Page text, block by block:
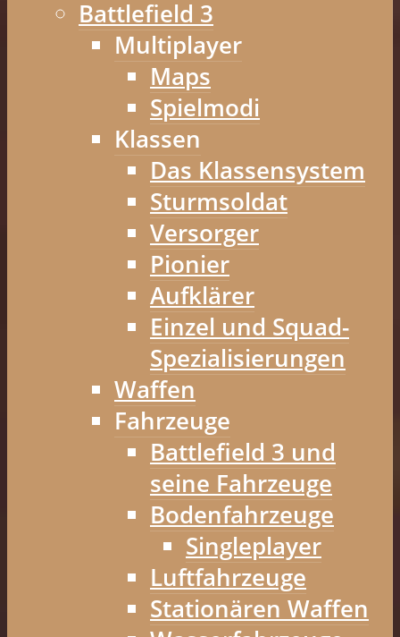
Battlefield 3
Multiplayer
Maps
Spielmodi
Klassen
Das Klassensystem
Sturmsoldat
Versorger
Pionier
Aufklärer
Einzel und Squad-
Spezialisierungen
Waffen
Fahrzeuge
Battlefield 3 und
seine Fahrzeuge
Bodenfahrzeuge
Singleplayer
Luftfahrzeuge
Stationären Waffen